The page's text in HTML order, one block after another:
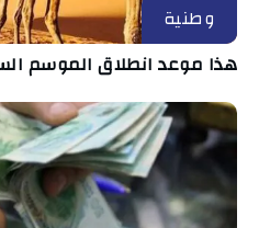
وطنية
هذا موعد انطلاق الموسم